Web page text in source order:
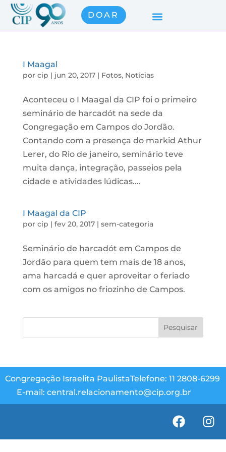
DOAR
I Maagal
por cip | jun 20, 2017| Fotos, Notícias
Aconteceu o I Maagal da CIP foi o primeiro
seminário de harcadót na sede da
Congregação em Campos do Jordão.
Contando com a presença do markid Athur
Lerer, do Rio de janeiro, seminário teve
muita dança, integração, passeios pela
cidade e atividades lúdicas....
I Maagal da CIP
por cip | fev 20, 2017| sem-categoria
Seminário de harcadót em Campos de
Jordão para quem tem mais de 18 anos,
ama harcadá e quer aproveitar o feriado
com os amigos no friozinho de Campos.
Congregação Israelita PaulistaTelefone: 11 2808-6299
E-mail: central.relacionamento@cip.org.br